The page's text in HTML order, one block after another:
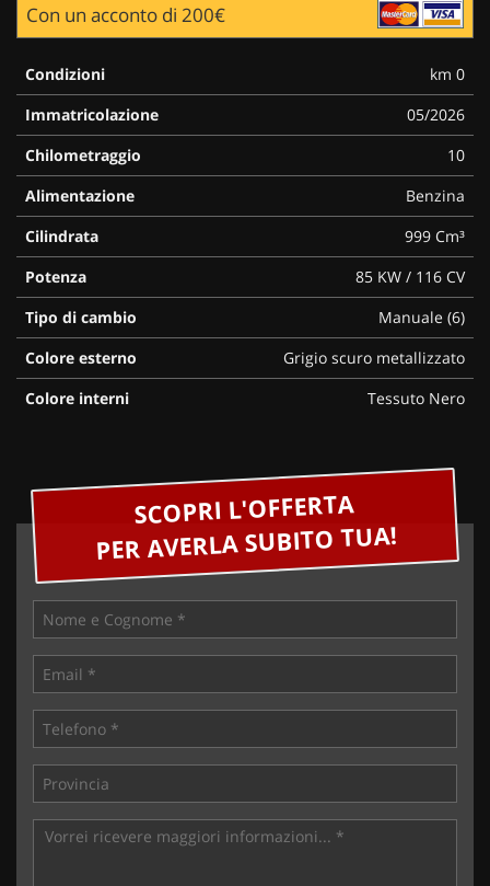
Con un acconto di 200€
Condizioni
km 0
Immatricolazione
05/2026
Chilometraggio
10
Alimentazione
Benzina
Cilindrata
999 Cm³
Potenza
85 KW / 116 CV
Tipo di cambio
Manuale (6)
Colore esterno
Grigio scuro metallizzato
Colore interni
Tessuto Nero
SCOPRI L'OFFERTA
PER AVERLA SUBITO TUA!